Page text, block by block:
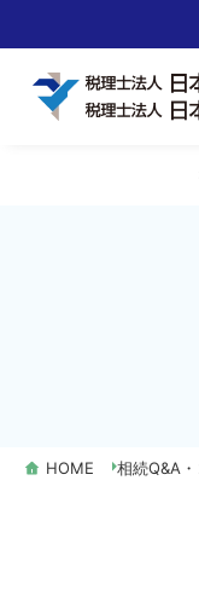
HOME 相続Q&A